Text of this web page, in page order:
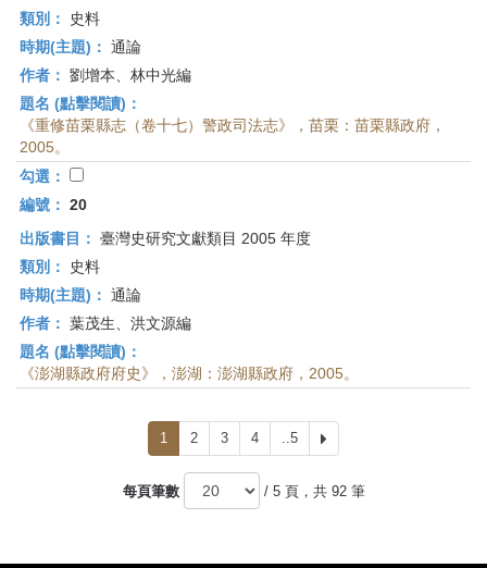
類別：
史料
時期(主題)： 通論
作者： 劉增本、林中光編
題名 (點擊閱讀)：
《重修苗栗縣志（卷十七）警政司法志》，苗栗：苗栗縣政府，
2005。
勾選：
編號： 20
出版書目： 臺灣史研究文獻類目 2005 年度
類別：
史料
時期(主題)： 通論
作者： 葉茂生、洪文源編
題名 (點擊閱讀)：
《澎湖縣政府府史》，澎湖：澎湖縣政府，2005。
1 2 3 4 ..5
一
每頁筆數
/ 5 頁，共 92 筆